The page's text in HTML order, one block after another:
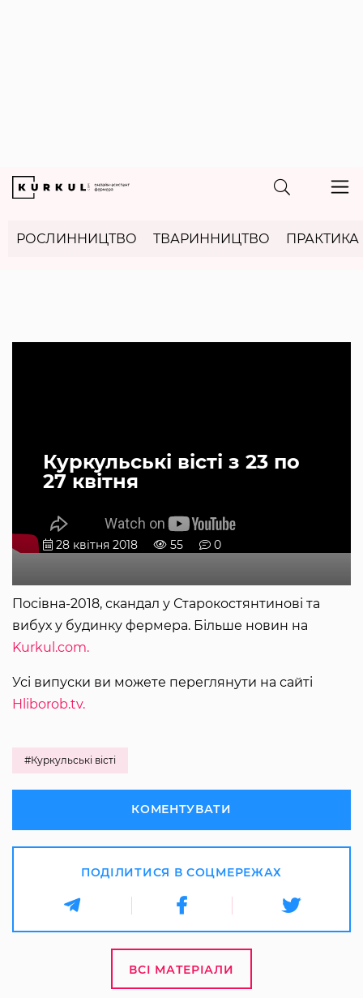
РОСЛИННИЦТВО ТВАРИННИЦТВО ПРАКТИКА
Куркульські вісті з 23 по
27 квітня
28 квітня 2018 55 0
Посівна-2018, скандал у Старокостянтинові та
вибух у будинку фермера. Більше новин на
Kurkul.com.
Усі випуски ви можете переглянути на сайті
Hliborob.tv.
#Куркульські вісті
КОМЕНТУВАТИ
ПОДІЛИТИСЯ В СОЦМЕРЕЖАХ
ВСІ МАТЕРІАЛИ